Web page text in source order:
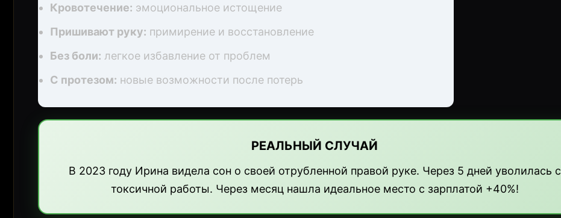
Кровотечение: эмоциональное истощение
Пришивают руку: примирение и восстановление
Без боли: легкое избавление от проблем
С протезом: новые возможности после потерь
РЕАЛЬНЫЙ СЛУЧАЙ
В 2023 году Ирина видела сон о своей отрубленной правой руке. Через 5 дней уволилась с
токсичной работы. Через месяц нашла идеальное место с зарплатой +40%!